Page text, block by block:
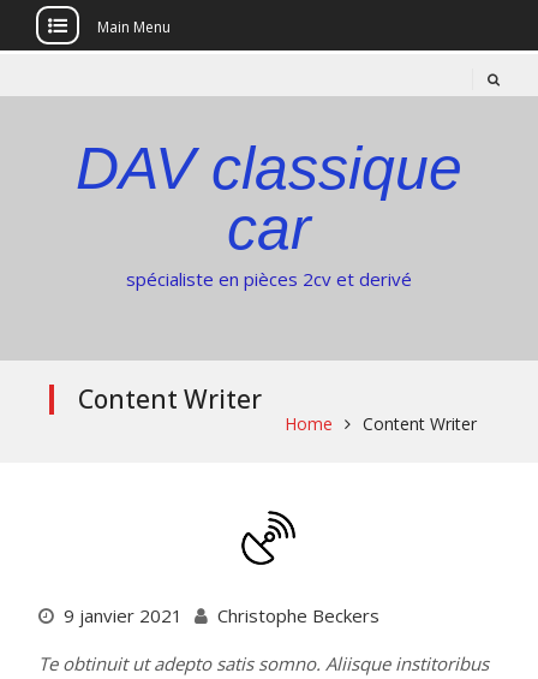
to
Main Menu
DAV classique
car
spécialiste en pièces 2cv et derivé
Content Writer
Home Content Writer
9 janvier 2021
Christophe Beckers
Te obtinuit ut adepto satis somno. Aliisque institoribus